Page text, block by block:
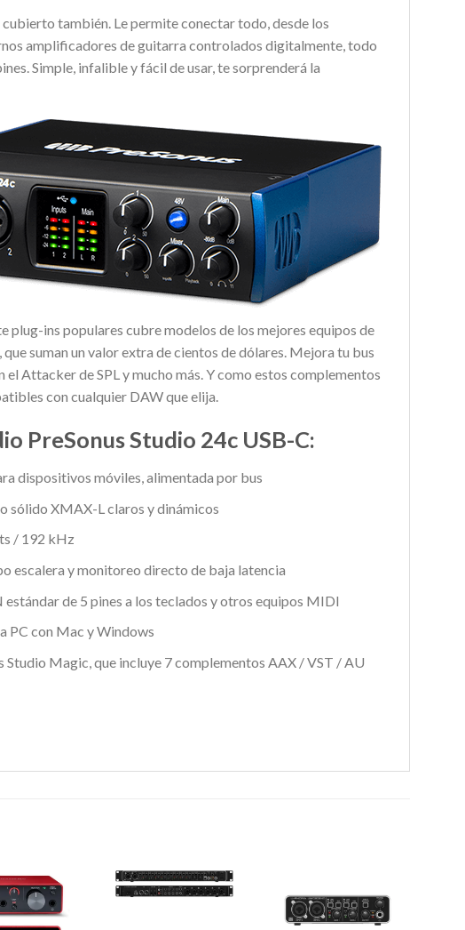
también. Le permite conectar todo, desde los
amplificadores de guitarra controlados digitalmente, todo
Simple, infalible y fácil de usar, te sorprenderá la
plug-ins populares cubre modelos de los mejores equipos de
suman un valor extra de cientos de dólares. Mejora tu bus
Attacker de SPL y mucho más. Y como estos complementos
con cualquier DAW que elija.
PreSonus Studio 24c USB-C:
dispositivos móviles, alimentada por bus
sólido XMAX-L claros y dinámicos
/ 192 kHz
escalera y monitoreo directo de baja latencia
de 5 pines a los teclados y otros equipos MIDI
PC con Mac y Windows
Magic, que incluye 7 complementos AAX / VST / AU